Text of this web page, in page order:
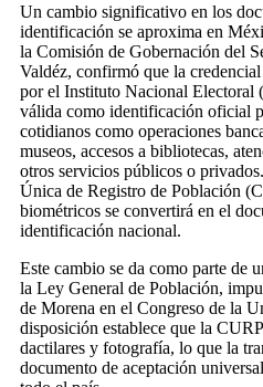
Un cambio significativo en los
identificación se aproxima en
la Comisión de Gobernación del
Valdéz, confirmó que la
por el Instituto Nacional Electoral
válida como identificación oficial
cotidianos como operaciones
museos, accesos a bibliotecas,
otros servicios públicos o
Única de Registro de Población
biométricos se convertirá en el
identificación nacional.
Este cambio se da como parte de
la Ley General de Población,
de Morena en el Congreso de la
disposición establece que la
dactilares y fotografía, lo que la
documento de aceptación